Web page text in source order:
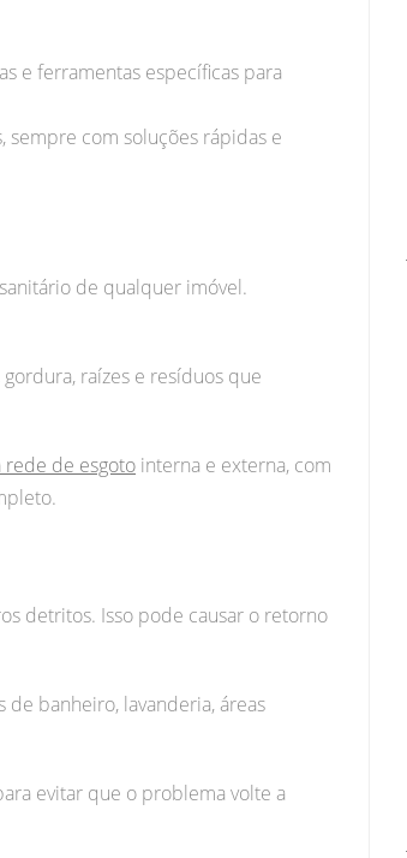
e ferramentas específicas para
com soluções rápidas e
de qualquer imóvel.
raízes e resíduos que
de esgoto interna e externa, com
detritos. Isso pode causar o retorno
banheiro, lavanderia, áreas
evitar que o problema volte a